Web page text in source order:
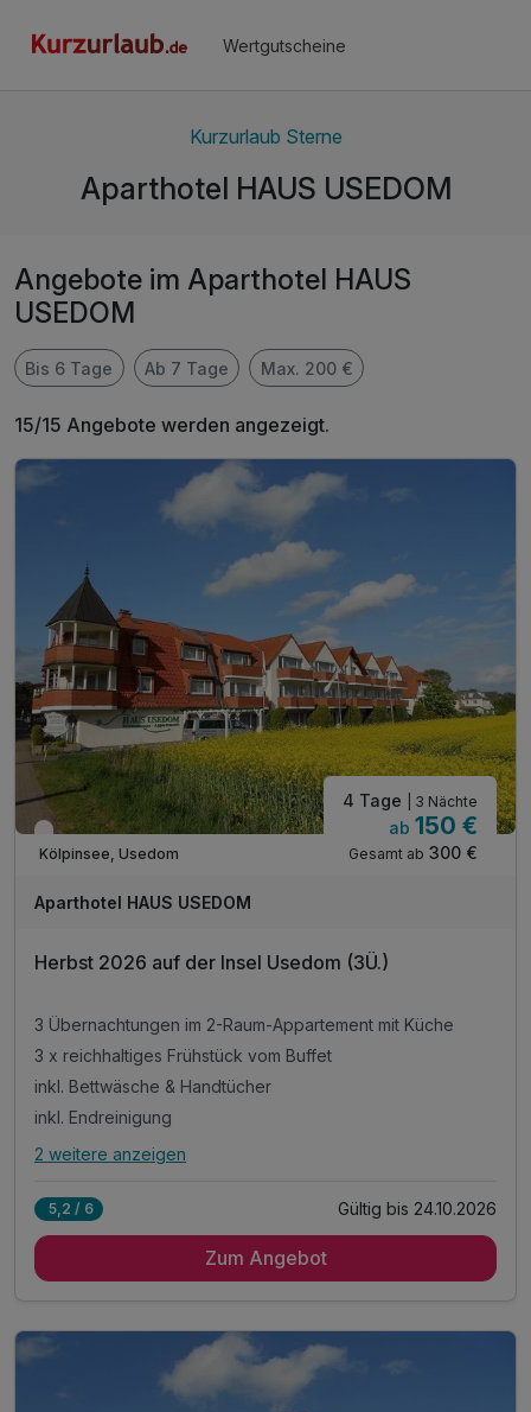
Wertgutscheine
Kurzurlaub Sterne
Aparthotel HAUS USEDOM
Angebote im Aparthotel HAUS
USEDOM
Bis 6 Tage Ab 7 Tage Max. 200 €
15/15 Angebote werden angezeigt.
Wieder frei ab September
Kölpinsee, Usedom
4 Tage | 3 Nächte
ab 150 €
Gesamt ab 300 €
Aparthotel HAUS USEDOM
Herbst 2026 auf der Insel Usedom (3Ü.)
3 Übernachtungen im 2-Raum-Appartement mit Küche
3 x reichhaltiges Frühstück vom Buffet
inkl. Bettwäsche & Handtücher
inkl. Endreinigung
Alle Inklusivleistungen
3 x reichhaltiges Frühstück vom Buffet
inkl. Gas/Wasser/Strom
2 weitere anzeigen
5,2 / 6 Gültig bis 24.10.2026
Zum Angebot